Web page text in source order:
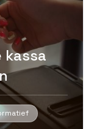
kassa